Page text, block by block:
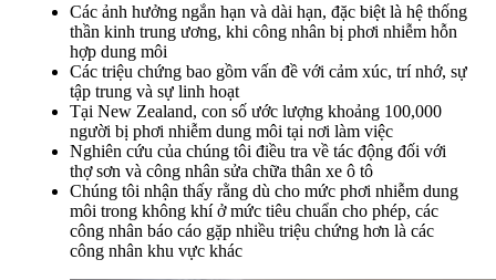
Các ảnh hưởng ngắn hạn và dài hạn, đặc biệt là hệ thống
thần kinh trung ương, khi công nhân bị phơi nhiễm hỗn
hợp dung môi
Các triệu chứng bao gồm vấn đề với cảm xúc, trí nhớ, sự
tập trung và sự linh hoạt
Tại New Zealand, con số ước lượng khoảng 100,000
người bị phơi nhiễm dung môi tại nơi làm việc
Nghiên cứu của chúng tôi điều tra về tác động đối với
thợ sơn và công nhân sửa chữa thân xe ô tô
Chúng tôi nhận thấy rằng dù cho mức phơi nhiễm dung
môi trong không khí ở mức tiêu chuẩn cho phép, các
công nhân báo cáo gặp nhiều triệu chứng hơn là các
công nhân khu vực khác